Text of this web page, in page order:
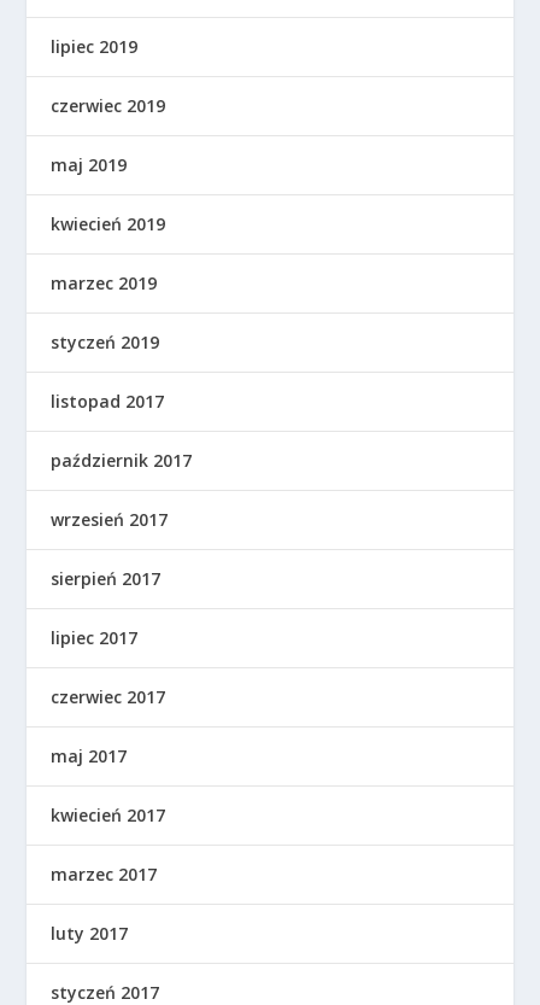
lipiec 2019
czerwiec 2019
maj 2019
kwiecień 2019
marzec 2019
styczeń 2019
listopad 2017
październik 2017
wrzesień 2017
sierpień 2017
lipiec 2017
czerwiec 2017
maj 2017
kwiecień 2017
marzec 2017
luty 2017
styczeń 2017